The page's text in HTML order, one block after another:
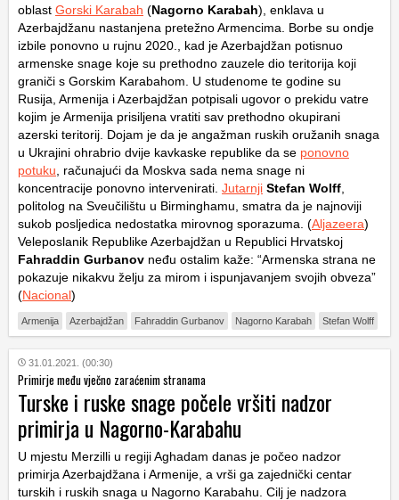
oblast Gorski Karabah (Nagorno Karabah), enklava u
Azerbajdžanu nastanjena pretežno Armencima. Borbe su ondje
izbile ponovno u rujnu 2020., kad je Azerbajdžan potisnuo
armenske snage koje su prethodno zauzele dio teritorija koji
graniči s Gorskim Karabahom. U studenome te godine su
Rusija, Armenija i Azerbajdžan potpisali ugovor o prekidu vatre
kojim je Armenija prisiljena vratiti sav prethodno okupirani
azerski teritorij. Dojam je da je angažman ruskih oružanih snaga
u Ukrajini ohrabrio dvije kavkaske republike da se ponovno
potuku , računajući da Moskva sada nema snage ni
koncentracije ponovno intervenirati. Jutarnji Stefan Wolff
politolog na Sveučilištu u Birminghamu, smatra da je najnoviji
sukob posljedica nedostatka mirovnog sporazuma. (Aljazeera)
Veleposlanik Republike Azerbajdžan u Republici Hrvatskoj
Fahraddin Gurbanov neđu ostalim kaže: “Armenska strana ne
pokazuje nikakvu želju za mirom i ispunjavanjem svojih obveza”
(Nacional)
Armenija Azerbajdžan Fahraddin Gurbanov Nagorno Karabah Stefan Wolff
31.01.2021. (00:30)
Primirje među vječno zaraćenim stranama
Turske i ruske snage počele vršiti nadzor
primirja u Nagorno-Karabahu
U mjestu Merzilli u regiji Aghadam danas je počeo nadzor
primirja Azerbajdžana i Armenije, a vrši ga zajednički centar
turskih i ruskih snaga u Nagorno Karabahu. Cilj je nadzora